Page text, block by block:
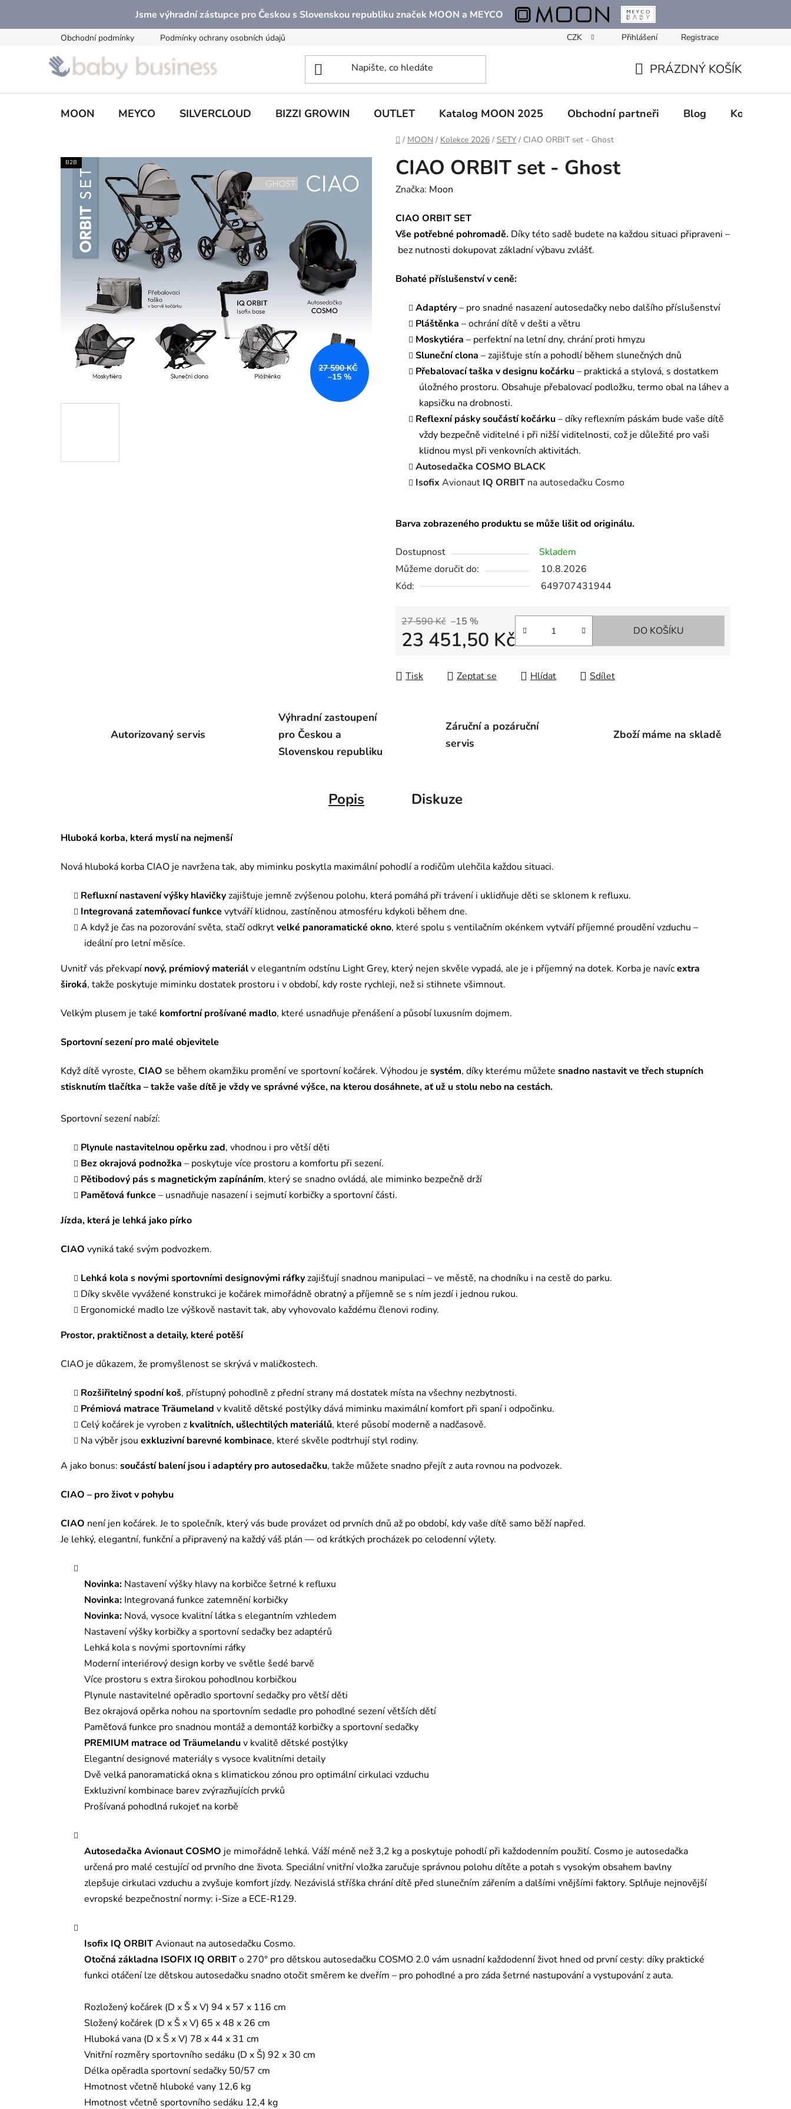
obsah
Jsme výhradní zástupce pro Českou s Slovenskou republiku značek MOON a MEYCO
Obchodní podmínky Podmínky ochrany osobních údajů CZK Přihlášení Registrace
KOŠÍK
PRÁZDNÝ KOŠÍK
MOON MEYCO SILVERCLOUD BIZZI GROWIN OUTLET Katalog MOON 2025 Obchodní partneři Blog Kontakty
Domů
/ MOON / Kolekce 2026 / SETY / CIAO ORBIT set - Ghost
CIAO ORBIT set - Ghost
Značka: Moon
CIAO ORBIT SET
Vše potřebné pohromadě. Díky této sadě budete na každou situaci připraveni –
bez nutnosti dokupovat základní výbavu zvlášť.
Bohaté příslušenství v ceně:
Adaptéry– pro snadné nasazení autosedačky nebo dalšího příslušenství
Pláštěnka – ochrání dítě v dešti a větru
Moskytiéra – perfektní na letní dny, chrání proti hmyzu
Sluneční clona – zajišťuje stín a pohodlí během slunečných dnů
Přebalovací taška v designu kočárku– praktická a stylová, s dostatkem
úložného prostoru. Obsahuje přebalovací podložku, termo obal na láhev a
kapsičku na drobnosti.
Reflexní pásky součástí kočárku– díky reflexním páskám bude vaše dítě
vždy bezpečně viditelné i při nižší viditelnosti, což je důležité pro vaši
klidnou mysl při venkovních aktivitách.
Autosedačka COSMO BLACK
Isofix Avionaut IQ ORBIT na autosedačku Cosmo
Barva zobrazeného produktu se může lišit od originálu.
Dostupnost
Skladem
Můžeme doručit do:
10.8.2026
Kód:
649707431944
27 590 Kč –15 %
23 451,50 Kč DO KOŠÍKU
Tisk Zeptat se Hlídat Sdílet
B2B
27 590 KČ
–15 %
Autorizovaný servis
Výhradní zastoupení
pro Českou a
Slovenskou republiku
Záruční a pozáruční
servis
Zboží máme na skladě
Popis Diskuze
Hluboká korba, která myslí na nejmenší
Nová hluboká korba CIAO je navržena tak, aby miminku poskytla maximální pohodlí a rodičům ulehčila každou situaci.
Refluxní nastavení výšky hlavičkyzajišťuje jemně zvýšenou polohu, která pomáhá při trávení i uklidňuje děti se sklonem k refluxu.
Integrovaná zatemňovací funkce vytváří klidnou, zastíněnou atmosféru kdykoli během dne.
A když je čas na pozorování světa, stačí odkrytvelké panoramatické okno, které spolu s ventilačním okénkem vytváří příjemné proudění vzduchu –
ideální pro letní měsíce.
Uvnitř vás překvapí nový, prémiový materiálv elegantním odstínu Light Grey, který nejen skvěle vypadá, ale je i příjemný na dotek. Korba je navícextra
široká, takže poskytuje miminku dostatek prostoru i v období, kdy roste rychleji, než si stihnete všimnout.
Velkým plusem je také komfortní prošívané madlo, které usnadňuje přenášení a působí luxusním dojmem.
Sportovní sezení pro malé objevitele
Když dítě vyroste, CIAO se během okamžiku promění ve sportovní kočárek. Výhodou je systém, díky kterému můžete snadno nastavit ve třech stupních
stisknutím tlačítka – takže vaše dítě je vždy ve správné výšce, na kterou dosáhnete, ať už u stolu nebo na cestách.
Sportovní sezení nabízí:
Plynule nastavitelnou opěrku zad, vhodnou i pro větší děti
Bez okrajová podnožka – poskytuje více prostoru a komfortu při sezení.
Pětibodový pás s magnetickým zapínáním, který se snadno ovládá, ale miminko bezpečně drží
Paměťová funkce – usnadňuje nasazení i sejmutí korbičky a sportovní části.
Jízda, která je lehká jako pírko
CIAO vyniká také svým podvozkem.
Lehká kola s novými sportovními designovými ráfkyzajišťují snadnou manipulaci – ve městě, na chodníku i na cestě do parku.
Díky skvěle vyvážené konstrukci je kočárek mimořádně obratný a příjemně se s ním jezdí i jednou rukou.
Ergonomické madlo lze výškově nastavit tak, aby vyhovovalo každému členovi rodiny.
Prostor, praktičnost a detaily, které potěší
CIAO je důkazem, že promyšlenost se skrývá v maličkostech.
Rozšiřitelný spodní koš, přístupný pohodlně z přední strany má dostatek místa na všechny nezbytnosti.
Prémiová matrace Träumeland v kvalitě dětské postýlky dává miminku maximální komfort při spaní i odpočinku.
Celý kočárek je vyroben z kvalitních, ušlechtilých materiálů, které působí moderně a nadčasově.
Na výběr jsou exkluzivní barevné kombinace, které skvěle podtrhují styl rodiny.
A jako bonus: součástí balení jsou i adaptéry pro autosedačku, takže můžete snadno přejít z auta rovnou na podvozek.
CIAO – pro život v pohybu
CIAO není jen kočárek. Je to společník, který vás bude provázet od prvních dnů až po období, kdy vaše dítě samo běží napřed.
Je lehký, elegantní, funkční a připravený na každý váš plán — od krátkých procházek po celodenní výlety.
Novinka: Nastavení výšky hlavy na korbičce šetrné k refluxu
Novinka: Integrovaná funkce zatemnění korbičky
Novinka: Nová, vysoce kvalitní látka s elegantním vzhledem
Nastavení výšky korbičky a sportovní sedačky bez adaptérů
Lehká kola s novými sportovními ráfky
Moderní interiérový design korby ve světle šedé barvě
Více prostoru s extra širokou pohodlnou korbičkou
Plynule nastavitelné opěradlo sportovní sedačky pro větší děti
Bez okrajová opěrka nohou na sportovním sedadle pro pohodlné sezení větších dětí
Paměťová funkce pro snadnou montáž a demontáž korbičky a sportovní sedačky
PREMIUM matrace od Träumelanduv kvalitě dětské postýlky
Elegantní designové materiály s vysoce kvalitními detaily
Dvě velká panoramatická okna s klimatickou zónou pro optimální cirkulaci vzduchu
Exkluzivní kombinace barev zvýrazňujících prvků
Prošívaná pohodlná rukojeť na korbě
Autosedačka Avionaut COSMO je mimořádně lehká. Váží méně než 3,2 kg a poskytuje pohodlí při každodenním použití. Cosmo je autosedačka
určená pro malé cestující od prvního dne života. Speciální vnitřní vložka zaručuje správnou polohu dítěte a potah s vysokým obsahem bavlny
zlepšuje cirkulaci vzduchu a zvyšuje komfort jízdy. Nezávislá stříška chrání dítě před slunečním zářením a dalšími vnějšími faktory. Splňuje nejnovější
evropské bezpečnostní normy: i-Size a ECE-R129.
Isofix IQ ORBITAvionaut na autosedačku Cosmo.
Otočná základna ISOFIX IQ ORBITo 270° pro dětskou autosedačku COSMO 2.0 vám usnadní každodenní život hned od první cesty: díky praktické
funkci otáčení lze dětskou autosedačku snadno otočit směrem ke dveřím – pro pohodlné a pro záda šetrné nastupování a vystupování z auta.
Rozložený kočárek (D x Š x V) 94 x 57 x 116 cm
Složený kočárek (D x Š x V) 65 x 48 x 26 cm
Hluboká vana (D x Š x V) 78 x 44 x 31 cm
Vnitřní rozměry sportovního sedáku (D x Š) 92 x 30 cm
Délka opěradla sportovní sedačky 50/57 cm
Hmotnost včetně hluboké vany 12,6 kg
Hmotnost včetně sportovního sedáku 12,4 kg